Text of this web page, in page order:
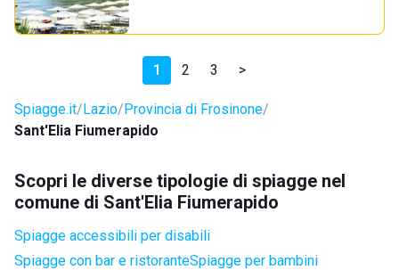
1 2 3 >
Spiagge.it Lazio Provincia di Frosinone
Sant'Elia Fiumerapido
Scopri le diverse tipologie di spiagge nel
comune di Sant'Elia Fiumerapido
Spiagge accessibili per disabili
Spiagge con bar e ristoranteSpiagge per bambini